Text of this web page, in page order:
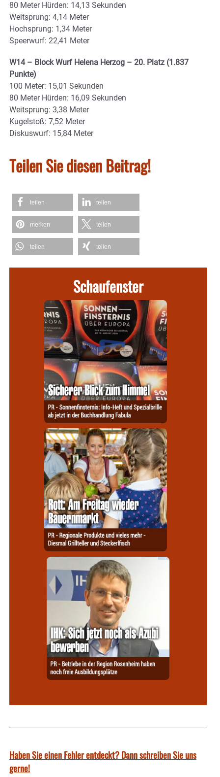
80 Meter Hürden: 14,13 Sekunden
Weitsprung: 4,14 Meter
Hochsprung: 1,34 Meter
Speerwurf: 22,41 Meter
W14 – Block Wurf Helena Herzog – 20. Platz (1.837
Punkte)
100 Meter: 15,01 Sekunden
80 Meter Hürden: 16,09 Sekunden
Weitsprung: 3,38 Meter
Kugelstoß: 7,52 Meter
Diskuswurf: 15,84 Meter
Teilen Sie diesen Beitrag!
teilen teilen
merken teilen
teilen teilen
Schaufenster
Haben Sie einen Fehler entdeckt? Dann schreiben Sie uns
gerne!